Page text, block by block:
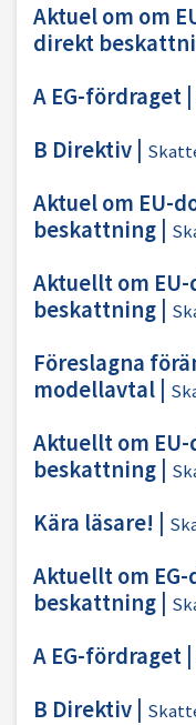
Aktuel om om
direkt
A EG-fördraget
B Direktiv
Aktuel om EU-
beskattning
Aktuellt om
beskattning
Föreslagna
modellavtal
Aktuellt om
beskattning
Kära läsare!
Aktuellt om
beskattning
A EG-fördraget
B Direktiv